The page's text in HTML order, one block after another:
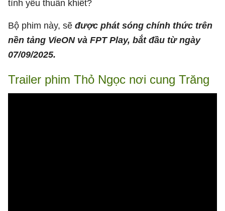
tình yêu thuần khiết?
Bộ phim này, sẽ được phát sóng chính thức trên
nền tảng VieON và FPT Play, bắt đầu từ ngày
07/09/2025.
Trailer phim Thỏ Ngọc nơi cung Trăng